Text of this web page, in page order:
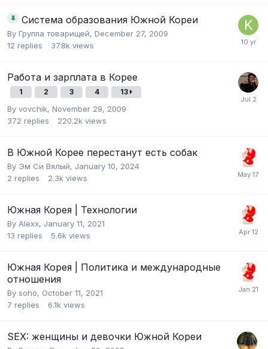
Система образования Южной Кореи
By Группа товарищей, December 27, 2009
12 replies 37.8k views
Работа и зарплата в Корее
1 2 3 4 13
By vovchik, November 29, 2009
372 replies 220.2k views
В Южной Корее перестанут есть собак
By Эм Си Вялый, January 10, 2024
2 replies 2.3k views
Южная Корея | Технологии
By Alexx, January 11, 2021
13 replies 5.6k views
Южная Корея | Политика и международные
отношения
By soho, October 11, 2021
7 replies 6.1k views
SEX: женщины и девочки Южной Кореи